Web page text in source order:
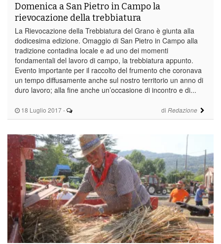
18 Luglio 2017 - di Redazione
Domenica a San Pietro in Campo la
rievocazione della trebbiatura
La Rievocazione della Trebbiatura del Grano è giunta alla
dodicesima edizione. Omaggio di San Pietro in Campo alla
tradizione contadina locale e ad uno dei momenti
fondamentali del lavoro di campo, la trebbiatura appunto.
Evento importante per il raccolto del frumento che coronava
un tempo diffusamente anche sul nostro territorio un anno di
duro lavoro; alla fine anche un’occasione di incontro e di...